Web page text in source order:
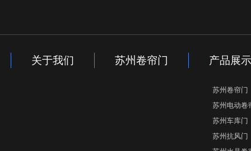
关于我们 苏州卷帘门 产品展示
苏州卷帘门
苏州电动卷
苏州车库门
苏州抗风门